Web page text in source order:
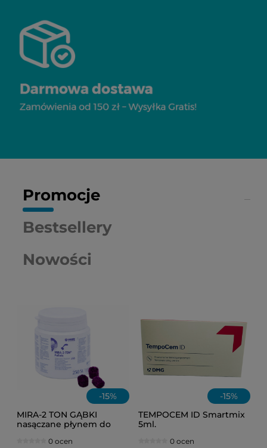
Promocje
Nowości
Bestsellery
-15%
MIRA-2 TON GĄBKI
nasączane płynem do
0 ocen
-15%
TEMPOCEM ID Smartmix
5ml.
0 ocen